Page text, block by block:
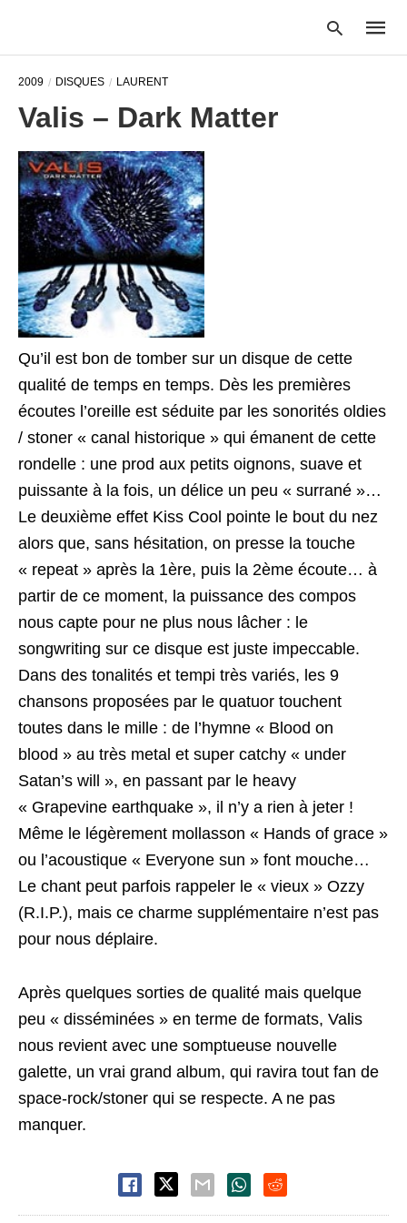
2009 DISQUES LAURENT
Valis – Dark Matter
Qu’il est bon de tomber sur un disque de cette
qualité de temps en temps. Dès les premières
écoutes l’oreille est séduite par les sonorités oldies
/ stoner « canal historique » qui émanent de cette
rondelle : une prod aux petits oignons, suave et
puissante à la fois, un délice un peu « surrané »…
Le deuxième effet Kiss Cool pointe le bout du nez
alors que, sans hésitation, on presse la touche
« repeat » après la 1ère, puis la 2ème écoute… à
partir de ce moment, la puissance des compos
nous capte pour ne plus nous lâcher : le
songwriting sur ce disque est juste impeccable.
Dans des tonalités et tempi très variés, les 9
chansons proposées par le quatuor touchent
toutes dans le mille : de l’hymne « Blood on
blood » au très metal et super catchy « under
Satan’s will », en passant par le heavy
« Grapevine earthquake », il n’y a rien à jeter !
Même le légèrement mollasson « Hands of grace »
ou l’acoustique « Everyone sun » font mouche…
Le chant peut parfois rappeler le « vieux » Ozzy
(R.I.P.), mais ce charme supplémentaire n’est pas
pour nous déplaire.
Après quelques sorties de qualité mais quelque
peu « disséminées » en terme de formats, Valis
nous revient avec une somptueuse nouvelle
galette, un vrai grand album, qui ravira tout fan de
space-rock/stoner qui se respecte. A ne pas
manquer.